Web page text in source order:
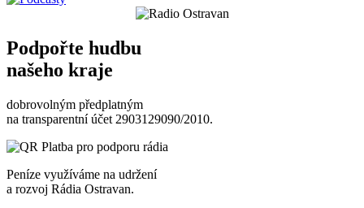
Podpořte hudbu
našeho kraje
dobrovolným předplatným
na transparentní účet 2903129090/2010.
Peníze využíváme na udržení
a rozvoj Rádia Ostravan.